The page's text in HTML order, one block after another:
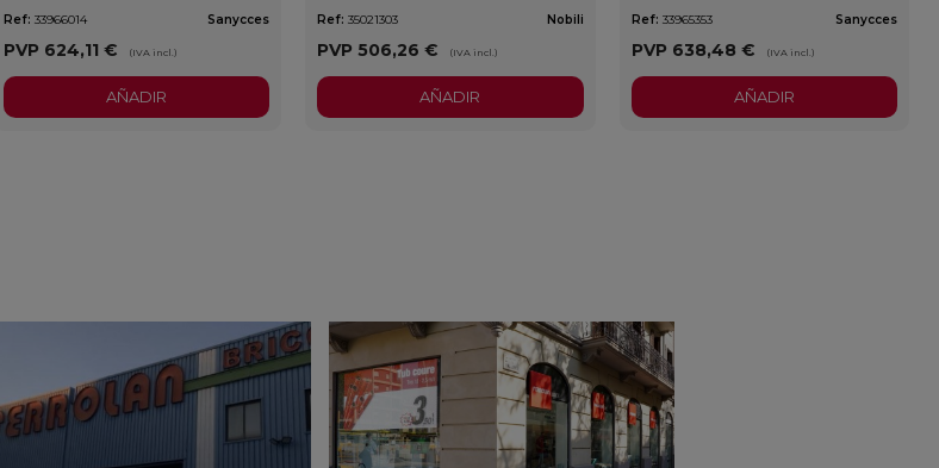
Ref: 33966014 Sanycces
PVP 624,11 € (IVA incl.)
AÑADIR
Ref: 35021303 Nobili
PVP 506,26 € (IVA incl.)
AÑADIR
Ref: 33965353 Sanycces
PVP 638,48 € (IVA incl.)
AÑADIR